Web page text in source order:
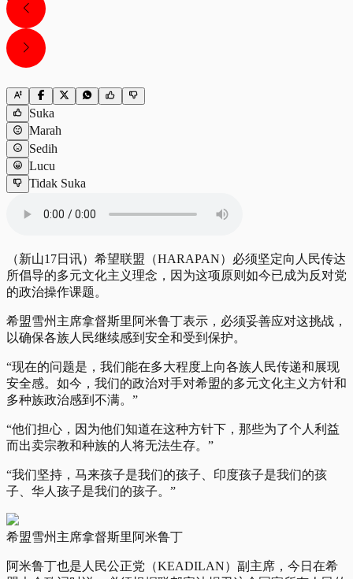
Suka
Marah
Sedih
Lucu
Tidak Suka
（新山17日讯）希望联盟（HARAPAN）必须坚定向人民传达
所倡导的多元文化主义理念，因为这项原则如今已成为反对党
的政治操作课题。
希盟雪州主席拿督斯里阿米鲁丁表示，必须妥善应对这挑战，
以确保各族人民继续感到安全和受到保护。
“现在的问题是，我们能在多大程度上向各族人民传递和展现
安全感。如今，我们的政治对手对希盟的多元文化主义方针和
多种族政治感到不满。”
“他们担心，因为他们知道在这种方针下，那些为了个人利益
而出卖宗教和种族的人将无法生存。”
“我们坚持，马来孩子是我们的孩子、印度孩子是我们的孩
子、华人孩子是我们的孩子。”
希盟雪州主席拿督斯里阿米鲁丁
阿米鲁丁也是人民公正党（KEADILAN）副主席，今日在希